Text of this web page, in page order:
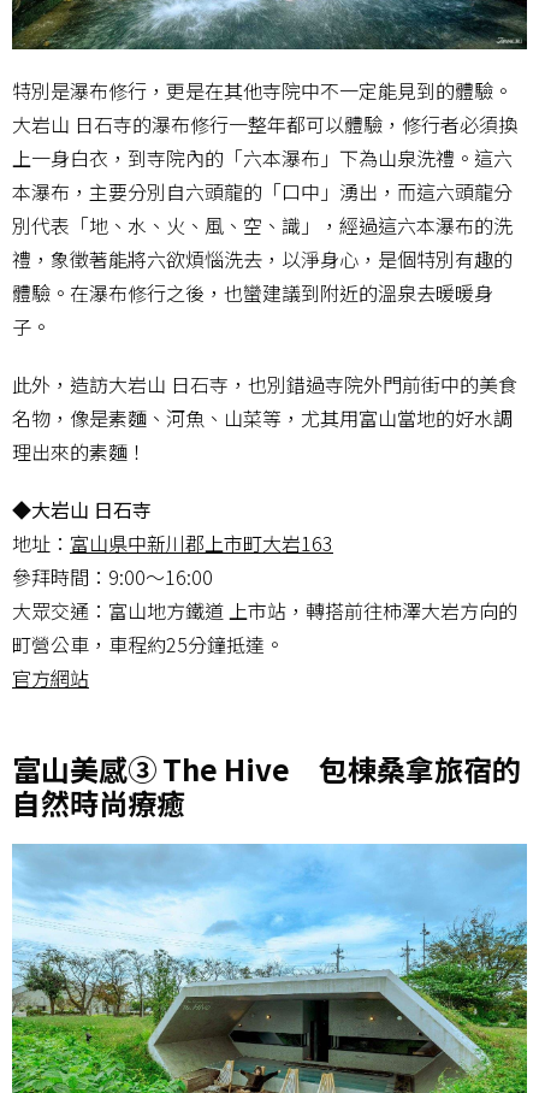
特別是瀑布修行，更是在其他寺院中不一定能見到的體驗。
大岩山 日石寺的瀑布修行一整年都可以體驗，修行者必須換
上一身白衣，到寺院內的「六本瀑布」下為山泉洗禮。這六
本瀑布，主要分別自六頭龍的「口中」湧出，而這六頭龍分
別代表「地、水、火、風、空、識」，經過這六本瀑布的洗
禮，象徵著能將六欲煩惱洗去，以淨身心，是個特別有趣的
體驗。在瀑布修行之後，也蠻建議到附近的溫泉去暖暖身
子。
此外，造訪大岩山 日石寺，也別錯過寺院外門前街中的美食
名物，像是素麵、河魚、山菜等，尤其用富山當地的好水調
理出來的素麵！
◆大岩山 日石寺
地址： 富山県中新川郡上市町大岩163
參拜時間：9:00～16:00
大眾交通：富山地方鐵道 上市站，轉搭前往柿澤大岩方向的
町營公車，車程約25分鐘抵達。
官方網站
富山美感③ The Hive 包棟桑拿旅宿的
自然時尚療癒